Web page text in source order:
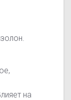
на